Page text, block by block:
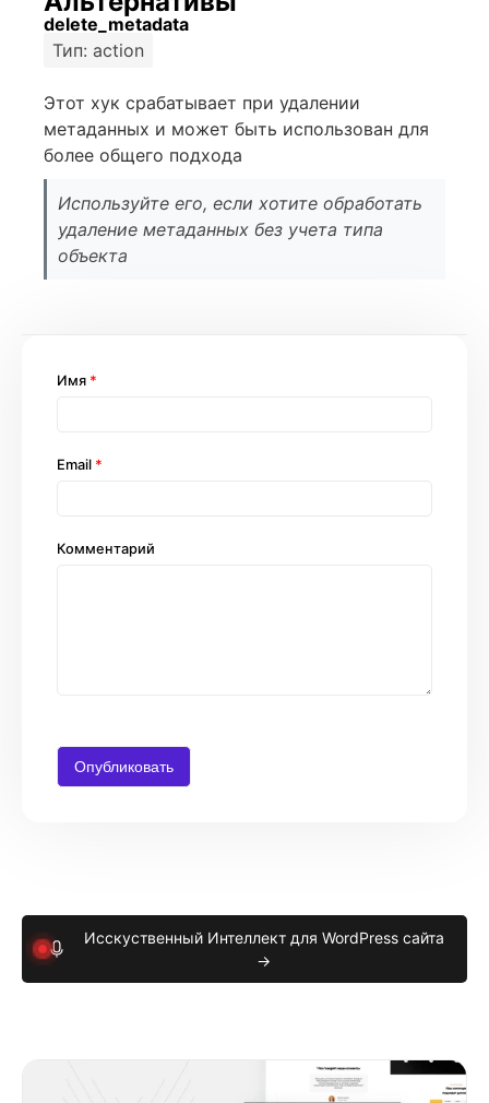
delete_metadata
Тип: action
Этот хук срабатывает при удалении
метаданных и может быть использован для
более общего подхода
Используйте его, если хотите обработать
удаление метаданных без учета типа
объекта
Комментарий
Имя *
Email *
Исскуственный Интеллект для WordPress сайта
→